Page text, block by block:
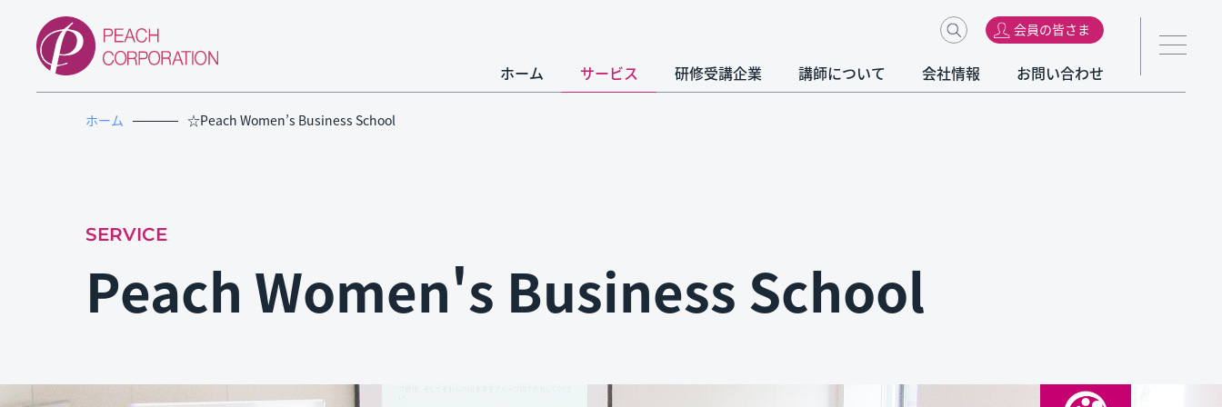
会員の皆さま
ホーム サービス 研修受講企業 講師について 会社情報 お問い合わせ
ホーム ☆Peach Women’s Business School
SERVICE
Peach Women's Business School